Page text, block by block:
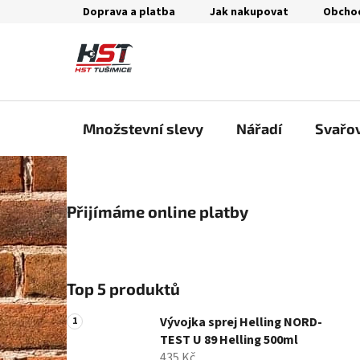
Doprava a platba Jak nakupovat
Množstevní slevy Nářadí
P
o
s
t
r
a
n
n
Přijímáme online platby
Top 5 produktů
Vývojka sprej Helling NORD-
TEST U 89 Helling 500ml